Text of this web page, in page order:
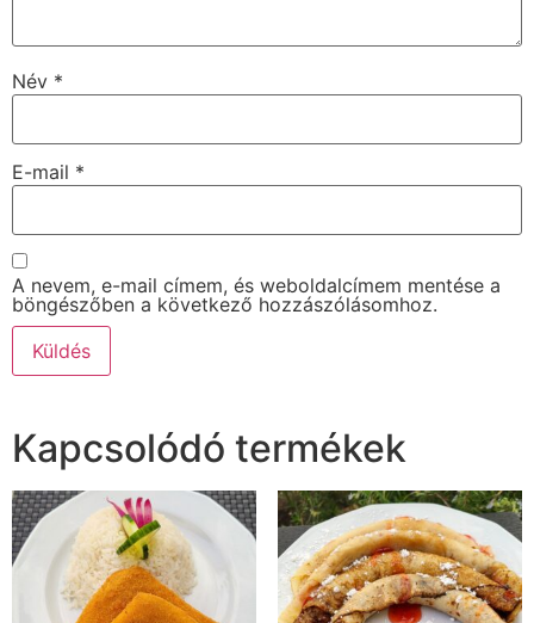
Név *
E-mail *
A nevem, e-mail címem, és weboldalcímem mentése a
böngészőben a következő hozzászólásomhoz.
Kapcsolódó termékek